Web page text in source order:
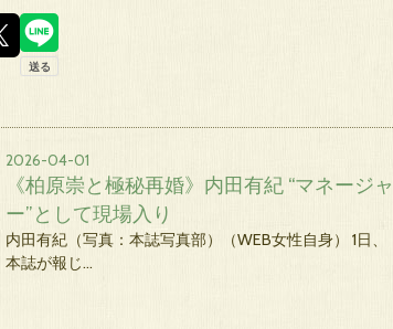
2026-04-01
《柏原崇と極秘再婚》内田有紀 “マネージャ
ー”として現場入り
内田有紀（写真：本誌写真部）（WEB女性自身） 1日、
本誌が報じ…